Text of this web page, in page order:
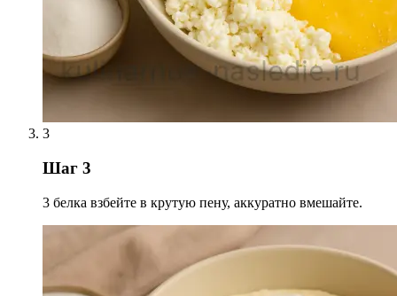
3
Шаг 3
3 белка взбейте в крутую пену, аккуратно вмешайте.